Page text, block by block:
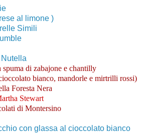
al limone )
Simili
spuma di zabajone e chantilly
bianco, mandorle e mirtrilli rossi)
Foresta Nera
Stewart
di Montersino
con glassa al cioccolato bianco